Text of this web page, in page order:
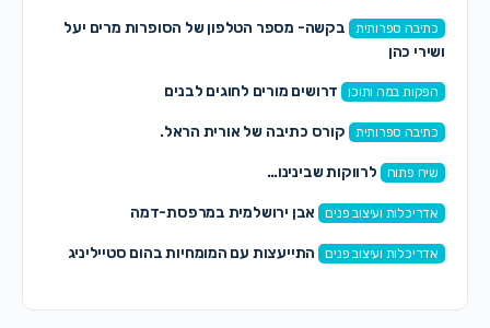
כתיבה ספרותית
בקשה- מספר הטלפון של הסופרות מרים יעל
ושירי כהן
הפקות במה ותוכן דרושים מורים לחוגים לבנים
כתיבה ספרותית קורס כתיבה של אורית הראל.
שיח פתוח לרווקות שבינינו…
אדריכלות ועיצוב פנים אבן ירושלמית במרפסת-דמה
אדריכלות ועיצוב פנים התייעצות עם המומחיות בהום סטייליניג